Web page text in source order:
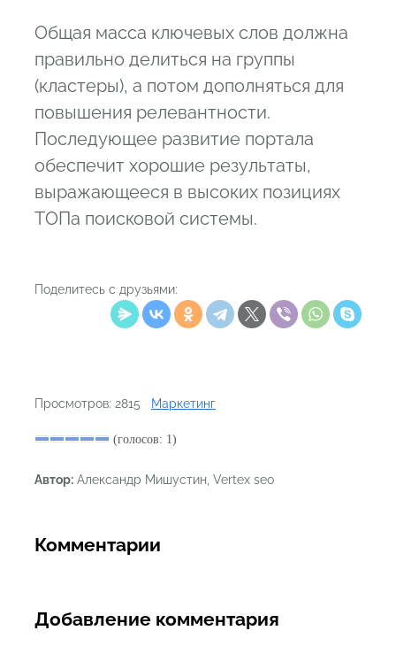
Общая масса ключевых слов должна
правильно делиться на группы
(кластеры), а потом дополняться для
повышения релевантности.
Последующее развитие портала
обеспечит хорошие результаты,
выражающееся в высоких позициях
ТОПа поисковой системы.
Поделитесь с друзьями:
Просмотров: 2815 Маркетинг
(голосов: 1)
Автор: Александр Мишустин, Vertex seo
Комментарии
Добавление комментария